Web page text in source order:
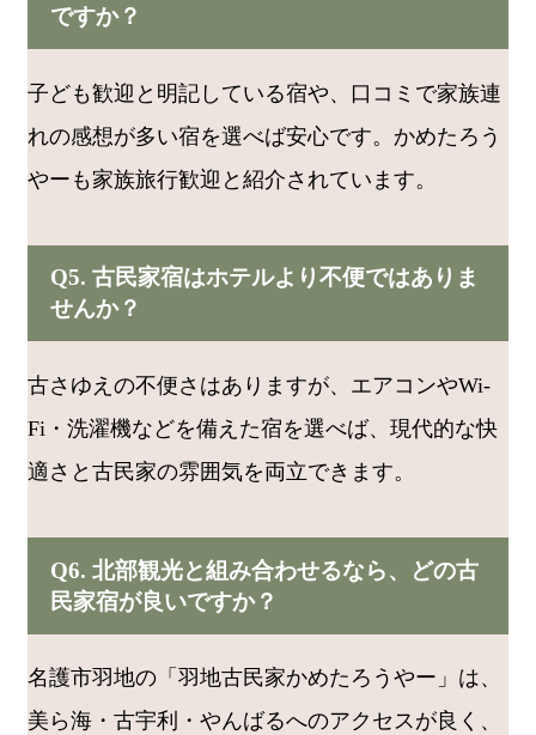
ですか？
子ども歓迎と明記している宿や、口コミで家族連
れの感想が多い宿を選べば安心です。かめたろう
やーも家族旅行歓迎と紹介されています。
Q5. 古民家宿はホテルより不便ではありま
せんか？
古さゆえの不便さはありますが、エアコンやWi-
Fi・洗濯機などを備えた宿を選べば、現代的な快
適さと古民家の雰囲気を両立できます。
Q6. 北部観光と組み合わせるなら、どの古
民家宿が良いですか？
名護市羽地の「羽地古民家かめたろうやー」は、
美ら海・古宇利・やんばるへのアクセスが良く、